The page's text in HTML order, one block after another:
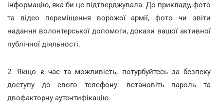
інформацію, яка би це підтверджувала. До прикладу, фото
та відео переміщення ворожої армії, фото чи звіти
надання волонтерської допомоги, докази вашої активної
публічної діяльності.
2. Якщо є час та можливість, потурбуйтесь за безпеку
доступу до свого телефону: встановіть пароль та
двофакторну аутентифікацію.